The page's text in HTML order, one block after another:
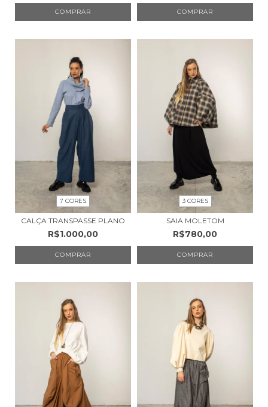
COMPRAR COMPRAR
7 CORES
CALÇA TRANSPASSE PLANO
R$1.000,00
COMPRAR
3 CORES
SAIA MOLETOM
R$780,00
COMPRAR